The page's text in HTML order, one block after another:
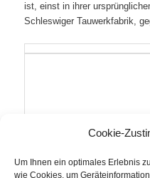
Cookie-
Um Ihnen ein optimales Erlebnis
wie Cookies, um
ist, einst in ihrer
Schleswiger Tauwerkfabrik,